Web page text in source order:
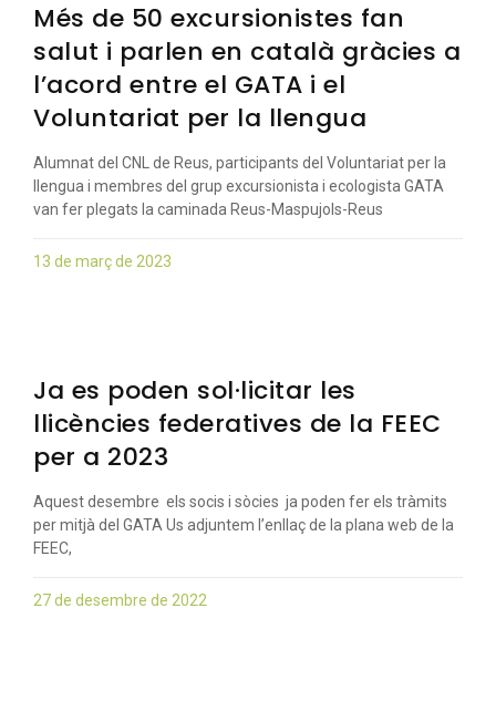
Més de 50 excursionistes fan
salut i parlen en català gràcies a
l’acord entre el GATA i el
Voluntariat per la llengua
Alumnat del CNL de Reus, participants del Voluntariat per la
llengua i membres del grup excursionista i ecologista GATA
van fer plegats la caminada Reus-Maspujols-Reus
13 de març de 2023
Ja es poden sol·licitar les
llicències federatives de la FEEC
per a 2023
Aquest desembre els socis i sòcies ja poden fer els tràmits
per mitjà del GATA Us adjuntem l’enllaç de la plana web de la
FEEC,
27 de desembre de 2022